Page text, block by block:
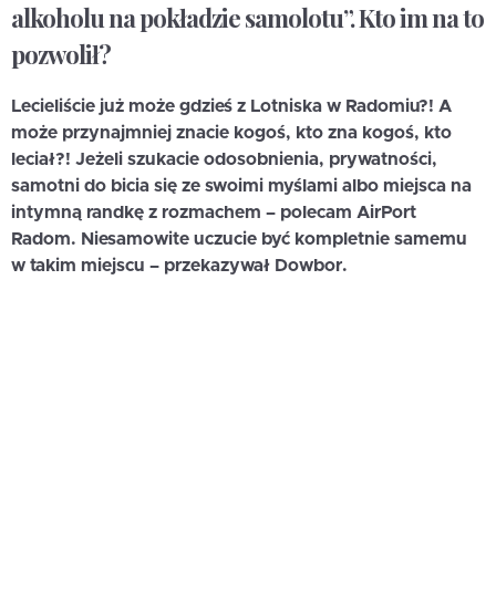
alkoholu na pokładzie samolotu”. Kto im na to
pozwolił?
Lecieliście już może gdzieś z Lotniska w Radomiu?! A
może przynajmniej znacie kogoś, kto zna kogoś, kto
leciał?! Jeżeli szukacie odosobnienia, prywatności,
samotni do bicia się ze swoimi myślami albo miejsca na
intymną randkę z rozmachem – polecam AirPort
Radom. Niesamowite uczucie być kompletnie samemu
w takim miejscu – przekazywał Dowbor.